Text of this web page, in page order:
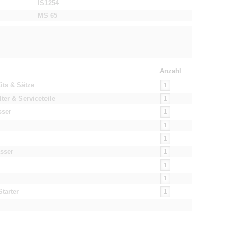
IS1254
MS 65
Anzahl
& Sätze
& Serviceteile